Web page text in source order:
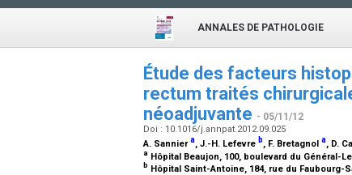
ANNALES DE PATHOLOGIE
Étude des facteurs
rectum traités
néoadjuvante - 05/11/12
Doi : 10.1016/j.annpat.2012.09.025
A. Sanniera, J.-H. Lefevre b, F. Bretagnol a, D.
a Hôpital Beaujon, 100, boulevard du Général-
b Hôpital Saint-Antoine, 184, rue du Faubourg-